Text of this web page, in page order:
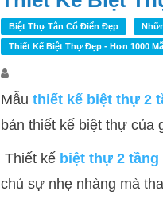
Biệt Thự Tân Cổ Điển Đẹp
Thiết Kế Biệt Thự Đẹp - Hơn 1000
Mẫuthiết kế biệt thự 2
bản thiết kế biệt thự của
Thiết kế biệt thự 2
chủ sự nhẹ nhàng mà